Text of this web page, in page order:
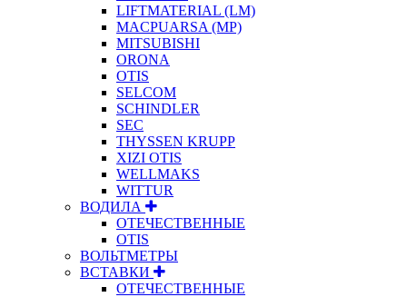
LIFTMATERIAL (LM)
MACPUARSA (MP)
MITSUBISHI
ORONA
OTIS
SELCOM
SCHINDLER
SEC
THYSSEN KRUPP
XIZI OTIS
WELLMAKS
WITTUR
ВОДИЛА
ОТЕЧЕСТВЕННЫЕ
OTIS
ВОЛЬТМЕТРЫ
ВСТАВКИ
ОТЕЧЕСТВЕННЫЕ